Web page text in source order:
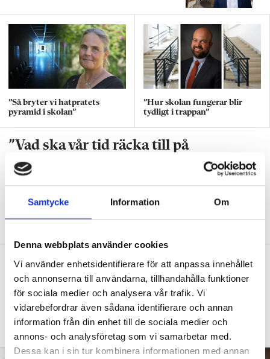
Samtycke Information Om
Denna webbplats använder cookies
Vi använder enhetsidentifierare för att anpassa innehållet
och annonserna till användarna, tillhandahålla funktioner
för sociala medier och analysera vår trafik. Vi
vidarebefordrar även sådana identifierare och annan
information från din enhet till de sociala medier och
annons- och analysföretag som vi samarbetar med.
Dessa kan i sin tur kombinera informationen med annan
”Så bryter vi hatpratets
pyramid i skolan”
”Hur skolan fungerar blir
tydligt i trappan”
”Vad ska vår tid räcka till på
förskolan?”
eller ska jag vara närvarande tillsammans
med barnen?”
”Vad säger det om skolan när allt fler
barn behöver anpassas?”
DEBATT”Frågan är hur skolan kan ge plats åt
fler barn från början – inte hur de ska
anpassas till skolan”.